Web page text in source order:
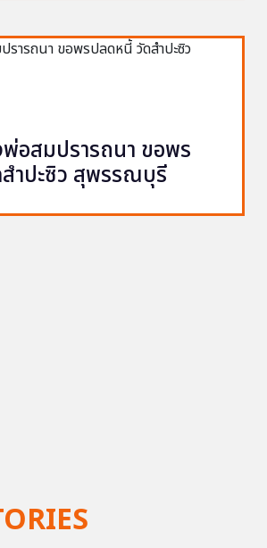
อสมปรารถนา ขอพร
ำปะซิว สุพรรณบุรี